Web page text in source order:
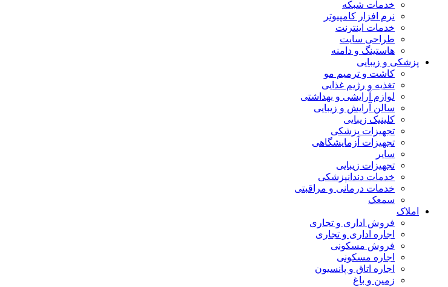
خدمات شبکه
نرم افزار کامپیوتر
خدمات اینترنت
طراحی سایت
هاستینگ و دامنه
پزشکی و زیبایی
کاشت و ترمیم مو
تغذیه و رژیم غذایی
لوازم آرایشی و بهداشتی
سالن آرایش و زیبایی
کلینیک زیبایی
تجهیزات پزشکی
تجهیزات آزمایشگاهی
سایر
تجهیزات زیبایی
خدمات دندانپزشکی
خدمات درمانی و مراقبتی
سمعک
املاک
فروش اداری و تجاری
اجاره اداری و تجاری
فروش مسکونی
اجاره مسکونی
اجاره اتاق و پانسیون
زمین و باغ